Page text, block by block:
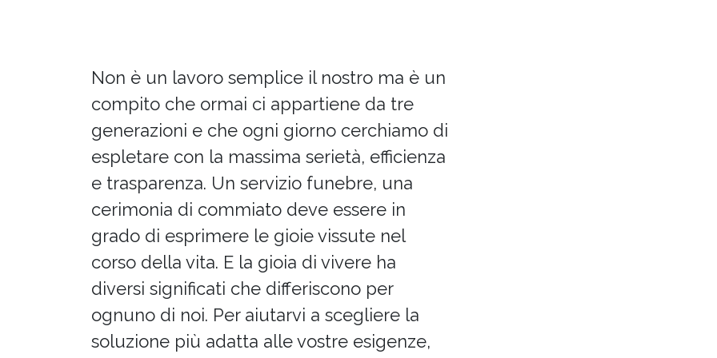
Non è un lavoro semplice il nostro ma è un
compito che ormai ci appartiene da tre
generazioni e che ogni giorno cerchiamo di
espletare con la massima serietà, efficienza
e trasparenza. Un servizio funebre, una
cerimonia di commiato deve essere in
grado di esprimere le gioie vissute nel
corso della vita. E la gioia di vivere ha
diversi significati che differiscono per
ognuno di noi. Per aiutarvi a scegliere la
soluzione più adatta alle vostre esigenze,